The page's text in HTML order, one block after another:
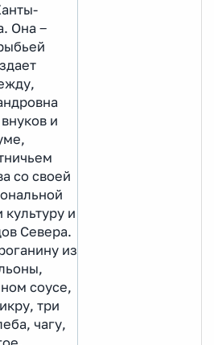
Она ‒
и
со своей
и
Севера.
из
соусе,
три
чагу,